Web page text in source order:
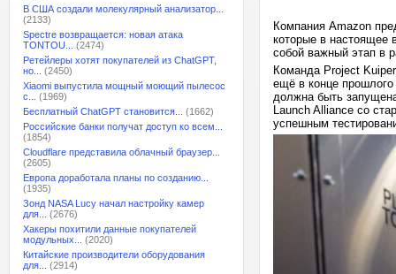
В США создали молекулярный анализатор...
(2133)
Spectre возвращается: новая атака
TONTOU...
(2474)
Ретейлеры хотят покупателей из ChatGPT,
но...
(2450)
Xiaomi выпустила мощный моющий пылесос
с...
(1969)
Бесплатный ChatGPT становится...
(1662)
Российские банки получат доступ ко всем...
(1854)
Cloudflare представила облачный браузер...
(2605)
Европа доработала планы по созданию...
(1935)
Зонд NASA Lucy начал настройку камер
для...
(2676)
Хакеры похитили данные покупателей
модульных...
(2020)
Китайские производители оборудования
для...
(2914)
Компания Amazon
которые в настоящее
собой важный этап в
Команда Project
ещё в конце прошлого
должна быть
Launch Alliance со
успешным